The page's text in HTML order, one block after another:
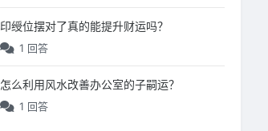
印绶位摆对了真的能提升财运吗？
1 回答
怎么利用风水改善办公室的子嗣运？
1 回答